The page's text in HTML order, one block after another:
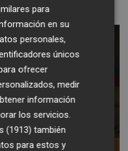
para
en su
personales,
únicos
ofrecer
medir
información
los servicios.
(1913) también
para estos y